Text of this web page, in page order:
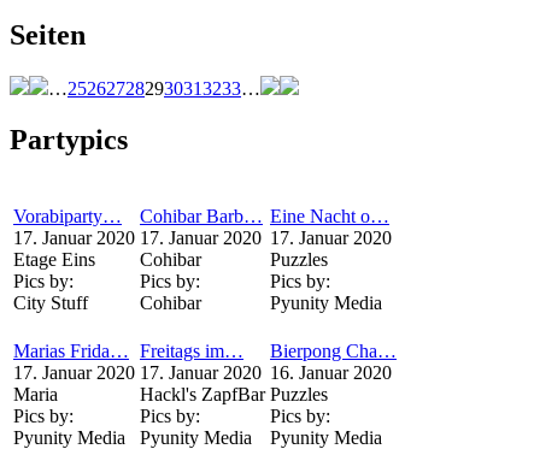
Seiten
…252627282930313233…
Partypics
Vorabiparty…
17. Januar 2020
Etage Eins
Pics by:
City Stuff
Cohibar Barb…
17. Januar 2020
Cohibar
Pics by:
Cohibar
Eine Nacht o…
17. Januar 2020
Puzzles
Pics by:
Pyunity Media
Marias Frida…
17. Januar 2020
Maria
Pics by:
Pyunity Media
Freitags im…
17. Januar 2020
Hackl's ZapfBar
Pics by:
Pyunity Media
Bierpong Cha…
16. Januar 2020
Puzzles
Pics by:
Pyunity Media